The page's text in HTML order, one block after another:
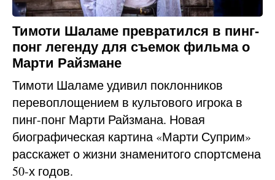
Тимоти Шаламе превратился в пинг-
понг легенду для съемок фильма о
Марти Райзмане
Тимоти Шаламе удивил поклонников
перевоплощением в культового игрока в
пинг-понг Марти Райзмана. Новая
биографическая картина «Марти Суприм»
расскажет о жизни знаменитого спортсмена
50-х годов.